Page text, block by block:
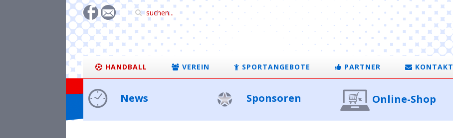
HANDBALL VEREIN SPORTANGEBOTE PARTNER KONTAKT
News Sponsoren Online-Shop